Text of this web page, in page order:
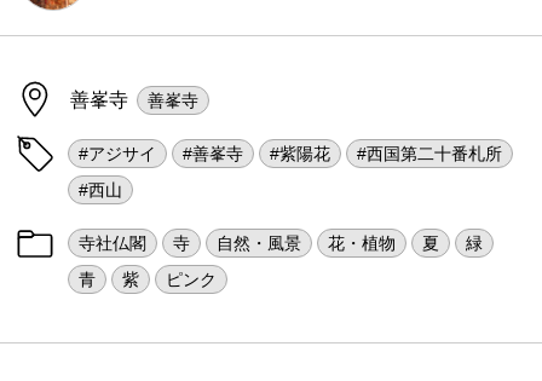
善峯寺 善峯寺
#アジサイ #善峯寺 #紫陽花
#西国第二十番札所
#西山
寺社仏閣 寺 自然・風景 花・植物 夏
緑
青
紫 ピンク